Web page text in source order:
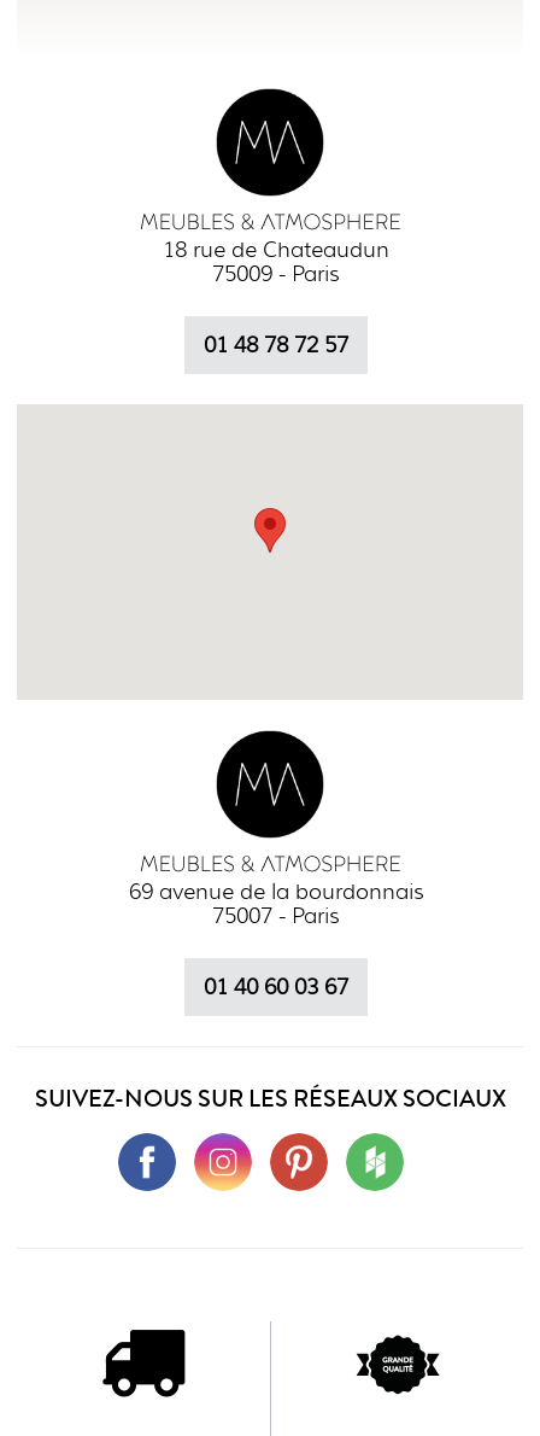
18 rue de Chateaudun
75009 - Paris
01 48 78 72 57
69 avenue de la bourdonnais
75007 - Paris
01 40 60 03 67
SUIVEZ-NOUS SUR LES RÉSEAUX SOCIAUX